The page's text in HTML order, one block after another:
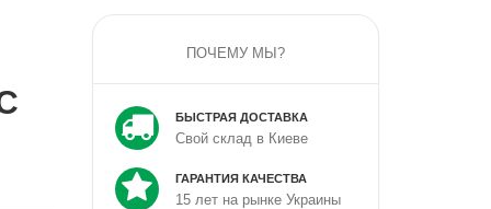
ПОЧЕМУ МЫ?
БЫСТРАЯ ДОСТАВКА
Свой склад в Киеве
ГАРАНТИЯ КАЧЕСТВА
15 лет на рынке Украины